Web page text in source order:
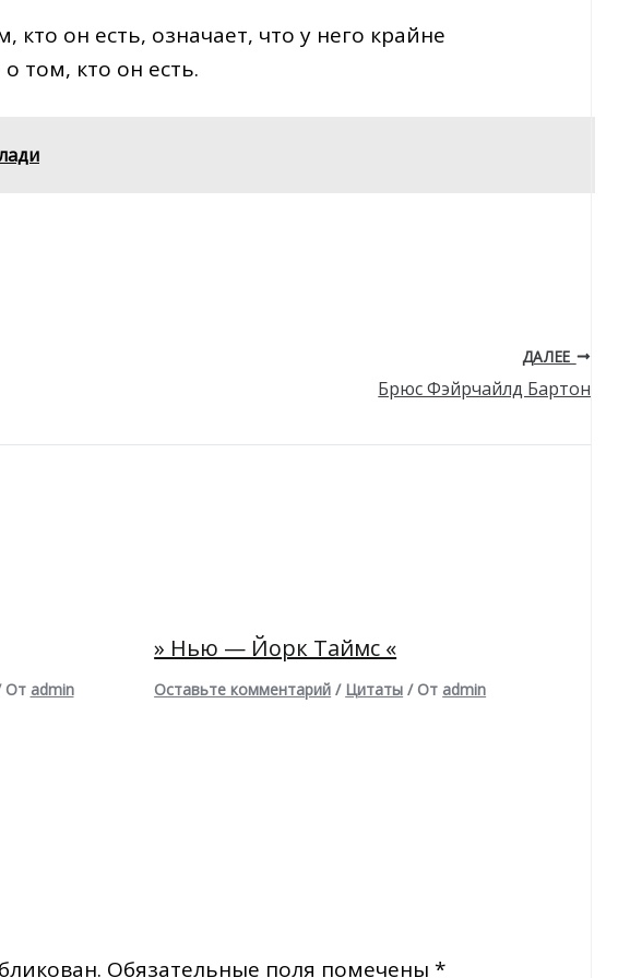
кто он есть, означает, что у него крайне
том, кто он есть.
ДАЛЕЕ
Брюс Фэйрчайлд Бартон
admin
» Нью — Йорк Таймс «
Оставьте комментарий / Цитаты / От admin
Обязательные поля помечены *